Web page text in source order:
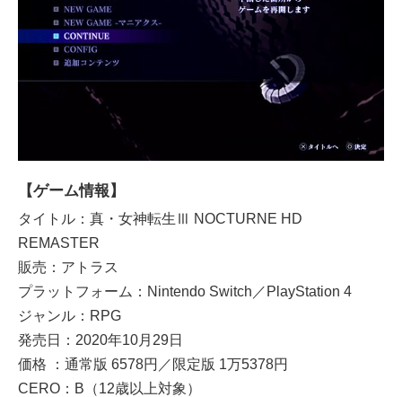
【ゲーム情報】
タイトル：真・女神転生Ⅲ NOCTURNE HD
REMASTER
販売：アトラス
プラットフォーム：Nintendo Switch／PlayStation 4
ジャンル：RPG
発売日：2020年10月29日
価格 ：通常版 6578円／限定版 1万5378円
CERO：B（12歳以上対象）